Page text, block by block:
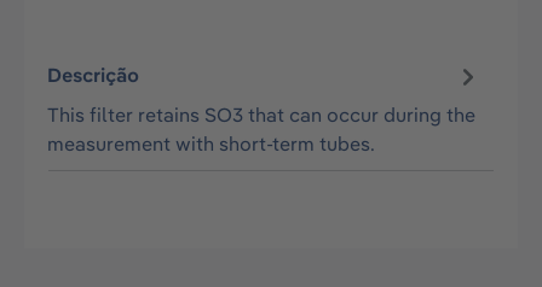
Descrição
This filter retains SO3 that can occur during the
measurement with short-term tubes.